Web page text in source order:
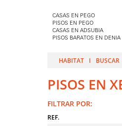
CASAS EN PEGO
PISOS EN PEGO
CASAS EN ADSUBIA
PISOS BARATOS EN DENIA
HABITAT BUSCAR
PISOS EN
FILTRAR POR:
REF.